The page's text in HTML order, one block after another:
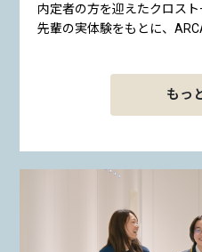
内定者の方を迎えたクロス
先輩の実体験をもとに、
もっ